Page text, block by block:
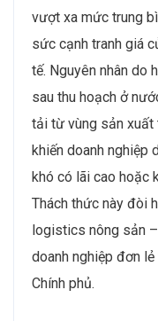
vượt xa mức trung
sức cạnh tranh giá
tế. Nguyên nhân do
sau thu hoạch ở
tải từ vùng sản xuất
khiến doanh nghiệp
khó có lãi cao hoặc
Thách thức này đòi
logistics nông sản
doanh nghiệp đơn
Chính phủ.